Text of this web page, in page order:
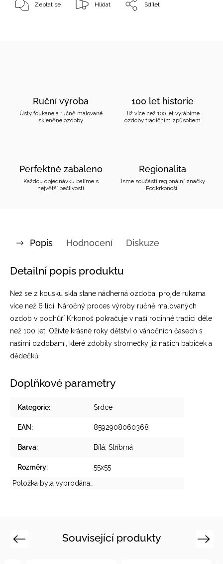
Zeptat se Hlídat Sdílet
Ruční výroba
Ústy foukané a ručně malované
skleněné ozdoby
100 let historie
Již více než 100 let vyrábíme
ozdoby tradičním způsobem
Perfektně zabaleno
Každou objednávku balíme s
největší pečlivostí
Regionalita
Jsme součástí regionální značky
Podkrkonoší.
Popis Hodnocení Diskuze
Detailní popis produktu
Než se z kousku skla stane nádherná ozdoba, projde rukama
více než 6 lidí. Náročný proces výroby ručně malovaných
ozdob v podhůří Krkonoš pokračuje v naší rodinné tradici déle
než 100 let. Oživte krásné roky dětství o vánočních časech s
našimi ozdobami, které zdobily stromečky již našich babiček a
dědečků.
Doplňkové parametry
Kategorie: Srdce
EAN : 8592908060368
Barva: Bílá, Stříbrná
Rozměry:
55x55
Položka byla vyprodána…
Související produkty
Previous Next